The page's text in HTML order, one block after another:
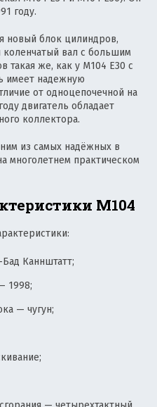
году.
новый блок цилиндров,
вал с большим
такая же, как у M104 E30 с
имеет надежную
от одноцепочечной на
двигатель обладает
коллектора.
из самых надёжных в
многолетнем практическом
М104
Каннштатт;
1998;
— чугун;